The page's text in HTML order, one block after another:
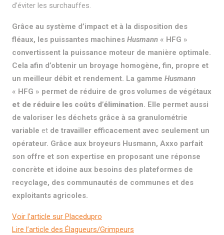
d’éviter les surchauffes.
Grâce au système d’impact et à la disposition des
fléaux, les puissantes machines Husmann « HFG »
convertissent la puissance moteur de manière optimale.
Cela afin d’obtenir un broyage homogène, fin, propre et
un meilleur débit et rendement. La gamme Husmann
« HFG » permet de réduire de gros volumes de végétaux
et de réduire les coûts d’élimination. Elle permet aussi
de valoriser les déchets grâce à sa granulométrie
variable et de travailler efficacement avec seulement un
opérateur. Grâce aux broyeurs Husmann, Axxo parfait
son offre et son expertise en proposant une réponse
concrète et idoine aux besoins des plateformes de
recyclage, des communautés de communes et des
exploitants agricoles.
Voir l’article sur Placedupro
Lire l’article des Élagueurs/Grimpeurs